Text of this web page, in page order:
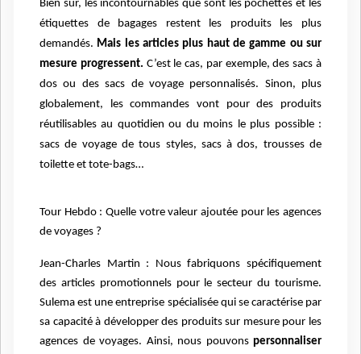
Bien sûr, les incontournables que sont les pochettes et les
étiquettes de bagages restent les produits les plus
demandés. Mais les articles plus haut de gamme ou sur
mesure progressent. C’est le cas, par exemple, des sacs à
dos ou des sacs de voyage personnalisés. Sinon, plus
globalement, les commandes vont pour des produits
réutilisables au quotidien ou du moins le plus possible :
sacs de voyage de tous styles, sacs à dos, trousses de
toilette et tote-bags…
Tour Hebdo : Quelle votre valeur ajoutée pour les agences
de voyages ?
Jean-Charles Martin : Nous fabriquons spécifiquement
des articles promotionnels pour le secteur du tourisme.
Sulema est une entreprise spécialisée qui se caractérise par
sa capacité à développer des produits sur mesure pour les
agences de voyages. Ainsi, nous pouvons personnaliser